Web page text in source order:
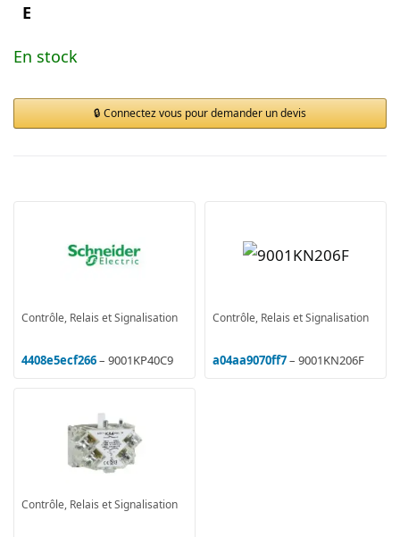
E
En stock
Connectez vous pour demander un devis
Contrôle, Relais et Signalisation
4408e5ecf266– 9001KP40C9
Contrôle, Relais et Signalisation
a04aa9070ff7– 9001KN206F
Contrôle, Relais et Signalisation